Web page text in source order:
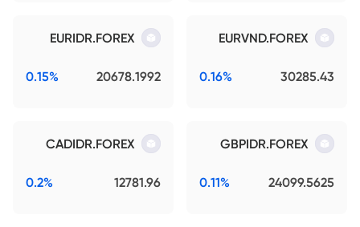
EURVND.FOREX
30285.43
0.16%
EURIDR.FOREX
20678.1992
0.15%
GBPIDR.FOREX
24099.5625
0.11%
CADIDR.FOREX
12781.96
0.2%